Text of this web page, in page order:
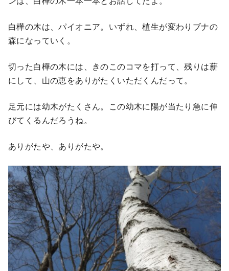
白樺の木は、パイオニア。いずれ、植生が変わりブナの
森になっていく。
切った白樺の木には、きのこのコマを打って、残りは薪
にして、山の恵をありがたくいただくんだって。
足元には幼木がたくさん。この幼木に陽が当たり急に伸
びてくるんだろうね。
ありがたや、ありがたや。